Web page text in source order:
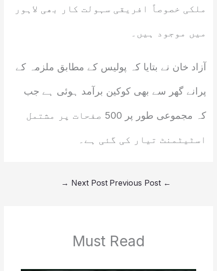
ملکی خصوصاً افریقی سہولت کار بھی لاہور
میں موجود ہیں۔
آزاد خان نے بتایا کہ پولیس کے مطابق ملزمہ کے
پرانے گھر سے بھی کوکین برآمد ہوئی ہے جب
کہ مجموعی طور پر 500 صفحات پر مشتمل
اسٹیٹمنٹ تیار کی گئی ہے۔
←
Next Post
→
Must Read